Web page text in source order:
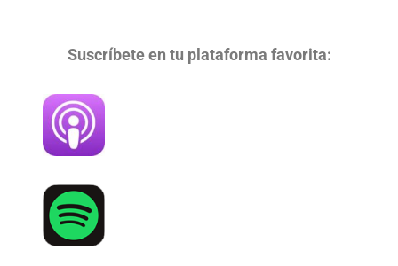
Suscríbete en tu plataforma favorita: